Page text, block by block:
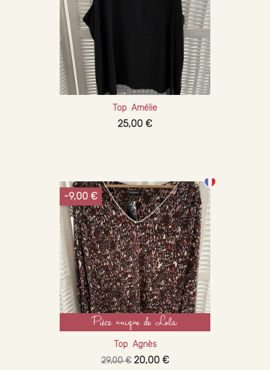
Top Amélie
25,00 €
Top Agnès
29,00 € 20,00 €
-9,00 €
Pièce unique de Lola